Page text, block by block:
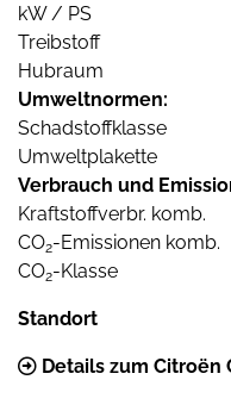
kW / PS
Treibstoff
Hubraum
Umweltnormen:
Schadstoffklasse
Umweltplakette
Verbrauch und
Kraftstoffverbr. komb.
CO2-Emissionen komb.
CO2-Klasse
Standort
Details zum Citroën